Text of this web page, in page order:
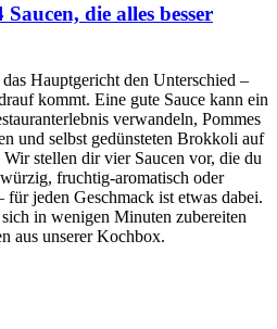
Saucen, die alles besser
Hauptgericht den Unterschied –
kommt. Eine gute Sauce kann ein
verwandeln, Pommes
und selbst gedünsteten Brokkoli auf
stellen dir vier Saucen vor, die du
fruchtig-aromatisch oder
jeden Geschmack ist etwas dabei.
in wenigen Minuten zubereiten
aus unserer Kochbox.